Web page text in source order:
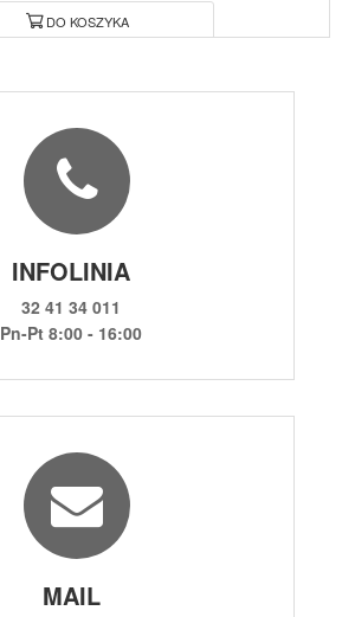
DO KOSZYKA
INFOLINIA
32 41 34 011
Pn-Pt 8:00 - 16:00
MAIL